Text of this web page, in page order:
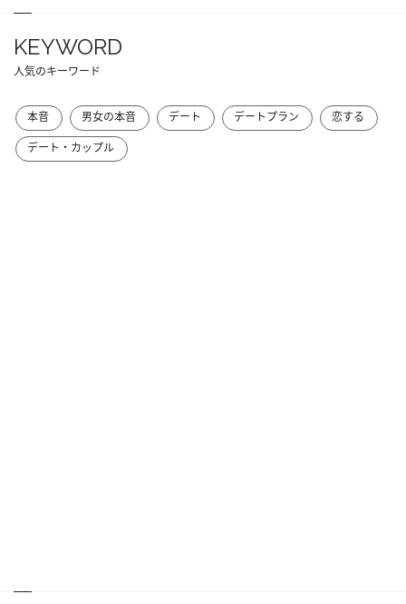
KEYWORD
人気のキーワード
本音 男女の本音 デート デートプラン
恋する
デート・カップル